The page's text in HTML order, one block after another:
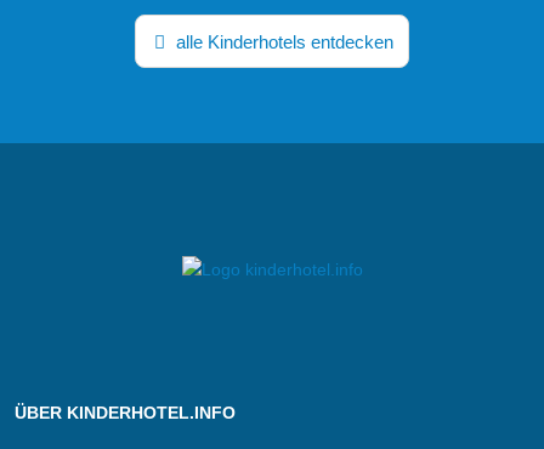
alle Kinderhotels entdecken
ÜBER KINDERHOTEL.INFO